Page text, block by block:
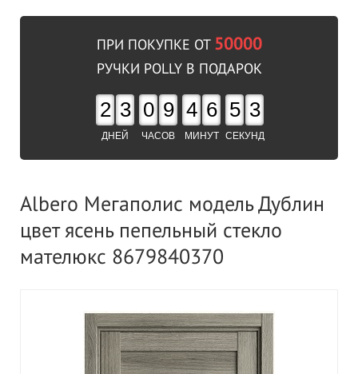
ПРИ ПОКУПКЕ ОТ 50000
РУЧКИ POLLY В ПОДАРОК
2 3
ДНЕЙ
0 9
ЧАСОВ
4 6
МИНУТ
5 2
СЕКУНД
Albero Мегаполис модель Дублин
цвет ясень пепельный стекло
мателюкс 8679840370